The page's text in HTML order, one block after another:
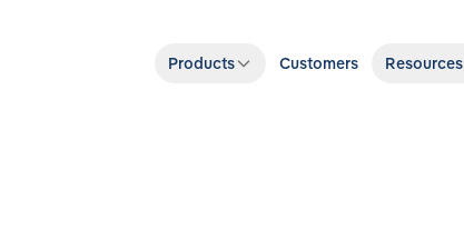
Products Customers Resources